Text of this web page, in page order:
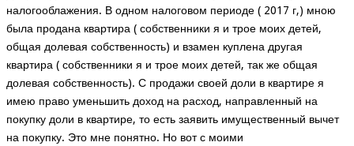
налогооблажения. В одном налоговом периоде ( 2017 г,) мною
была продана квартира ( собственники я и трое моих детей,
общая долевая собственность) и взамен куплена другая
квартира ( собственники я и трое моих детей, так же общая
долевая собственность). С продажи своей доли в квартире я
имею право уменьшить доход на расход, направленный на
покупку доли в квартире, то есть заявить имущественный вычет
на покупку. Это мне понятно. Но вот с моими